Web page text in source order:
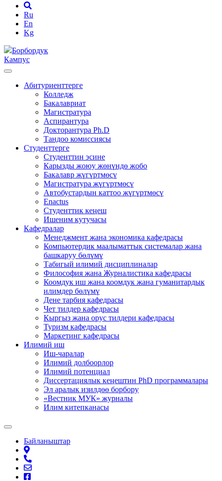
Ru
En
Kg
Борбордук
Кампус
Абитуриенттерге
Колледж
Бакалавриат
Магистратура
Аспирантура
Докторантура Ph.D
Тандоо комиссиясы
Студенттерге
Студенттин эсине
Карызды жоюу жөнүндө жобо
Бакалавр жүгүртмөсү
Магистратура жүгүртмөсү
Автобустардын каттоо жүгүртмөсү
Enactus
Студенттик кеңеш
Ишеним кутучасы
Кафедралар
Менеджмент жана экономика кафедрасы
Компьютердик маалыматтык системалар жана
башкаруу бөлүмү
Табигый илимий дисциплиналар
Философия жана Журналистика кафедрасы
Коомдук иш жана коомдук жана гуманитардык
илимдер бөлүмү
Дене тарбия кафедрасы
Чет тилдер кафедрасы
Кыргыз жана орус тилдери кафедрасы
Туризм кафедрасы
Маркетинг кафедрасы
Илимий иш
Иш-чаралар
Илимий долбоорлор
Илимий потенциал
Диссертациялык кеңештин PhD программалары
Эл аралык изилдөө борбору
«Вестник МУК» журналы
Илим китепканасы
Байланыштар